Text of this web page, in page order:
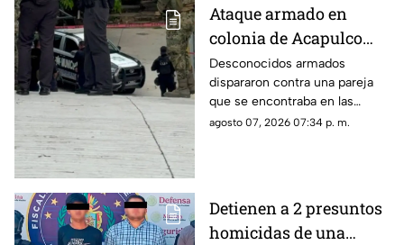
Ataque armado en
colonia de Acapulco
deja dos lesionados
Desconocidos armados
dispararon contra una pareja
que se encontraba en las
inmediaciones de la colonia
agosto 07, 2026 07:34 p. m.
Detienen a 2 presuntos
homicidas de una